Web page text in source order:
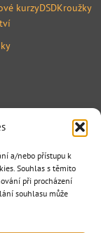
a/nebo přístupu k
Souhlas s těmito
při procházení
souhlasu může
kurzyDSDKroužky